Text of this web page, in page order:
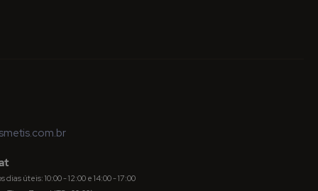
úteis: 10:00 - 12:00 e 14:00 - 17:00